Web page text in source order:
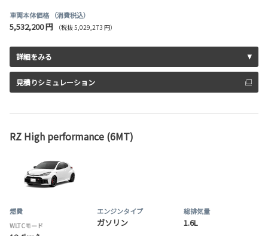
車両本体価格 （消費税込）
5,532,200 円 （税抜 5,029,273 円）
詳細をみる
見積りシミュレーション
RZ High performance (6MT)
燃費
WLTCモード
エンジンタイプ
ガソリン
総排気量
1.6L